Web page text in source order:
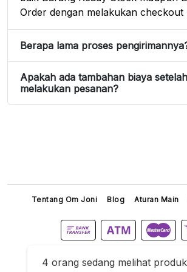
4 orang sedang melihat
Order dengan melakukan checkout
Berapa lama proses
Apakah ada tambahan biaya setelah
melakukan pesanan?
Tentang Om Joni Blog Aturan Main
Titip Joni © 2026 All Right